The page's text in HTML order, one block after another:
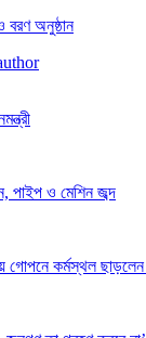
বরণ অনুষ্ঠান
পাইপ ও মেশিন জব্দ
গোপনে কর্মস্থল ছাড়লেন